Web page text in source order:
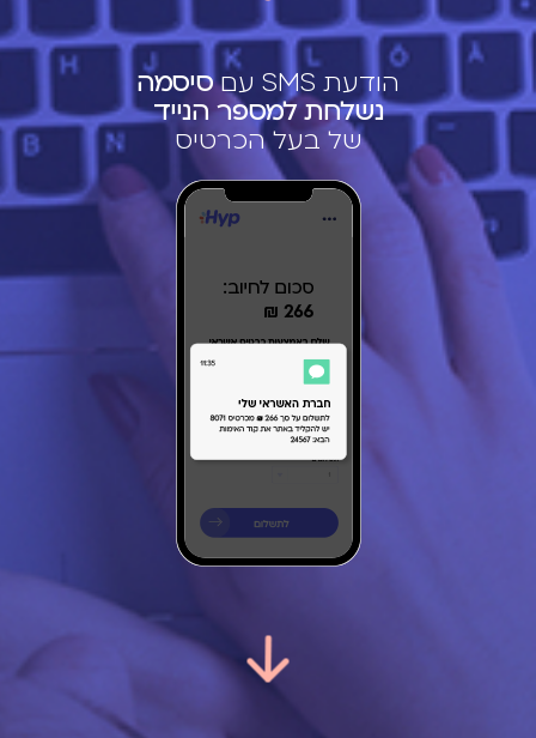
הודעת SMS עם
סיסמה
נשלחת למספר הנייד
של בעל הכרטיס